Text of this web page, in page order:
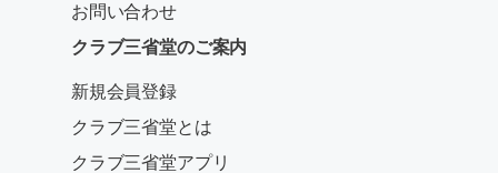
お問い合わせ
クラブ三省堂のご案内
新規会員登録
クラブ三省堂とは
クラブ三省堂アプリ